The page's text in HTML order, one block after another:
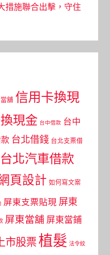
措施聯合出擊，守住
舖 信用卡換現
現金 台中借款 台中
台北借錢 台北支票借
台北汽車借款
頁設計 如何寫文案
屏東支票貼現 屏東
屏東當舖 屏東當鋪
市股票植髮 法令紋